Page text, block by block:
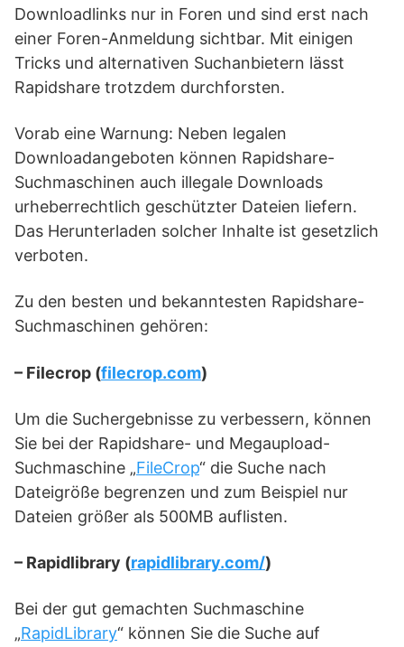
Downloadlinks nur in Foren und sind erst nach
einer Foren-Anmeldung sichtbar. Mit einigen
Tricks und alternativen Suchanbietern lässt
Rapidshare trotzdem durchforsten.
Vorab eine Warnung: Neben legalen
Downloadangeboten können Rapidshare-
Suchmaschinen auch illegale Downloads
urheberrechtlich geschützter Dateien liefern.
Das Herunterladen solcher Inhalte ist gesetzlich
verboten.
Zu den besten und bekanntesten Rapidshare-
Suchmaschinen gehören:
– Filecrop (filecrop.com)
Um die Suchergebnisse zu verbessern, können
Sie bei der Rapidshare- und Megaupload-
Suchmaschine „FileCrop“ die Suche nach
Dateigröße begrenzen und zum Beispiel nur
Dateien größer als 500MB auflisten.
– Rapidlibrary (rapidlibrary.com/)
Bei der gut gemachten Suchmaschine
„RapidLibrary“ können Sie die Suche auf